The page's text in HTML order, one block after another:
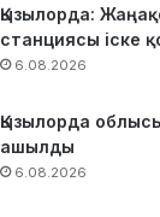
Қызылорда:
станциясы іске
6.08.2026
Қызылорда
ашылды
6.08.2026